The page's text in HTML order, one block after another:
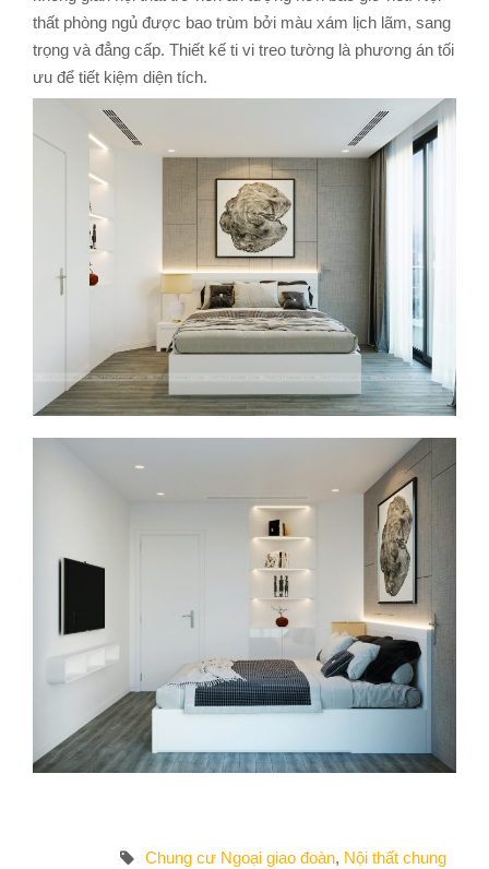
thất phòng ngủ được bao trùm bởi màu xám lịch lãm, sang
trọng và đẳng cấp. Thiết kế ti vi treo tường là phương án tối
ưu để tiết kiệm diện tích.
Chung cư Ngoại giao đoàn, Nội thất chung